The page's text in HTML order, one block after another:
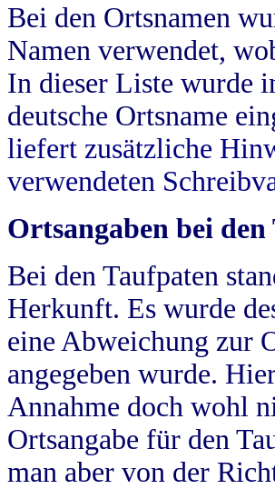
Bei den Ortsnamen
Namen verwendet,
In dieser Liste wurde
deutsche Ortsname
liefert zusätzliche
verwendeten
Ortsangaben bei
Bei den Taufpaten
Herkunft. Es wurde
eine Abweichung zur
angegeben wurde.
Annahme doch wohl
Ortsangabe für den
man aber von der